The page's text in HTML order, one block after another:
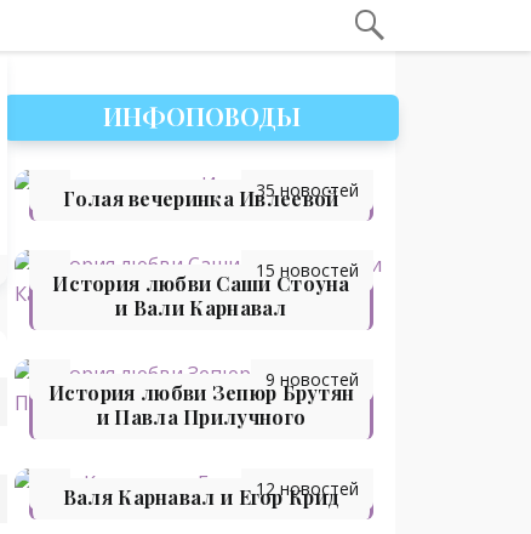
ИНФОПОВОДЫ
Голая вечеринка Ивлеевой
35 новостей
История любви Саши Стоуна
и Вали Карнавал
15 новостей
История любви Зепюр Брутян
и Павла Прилучного
9 новостей
Валя Карнавал и Егор Крид
12 новостей